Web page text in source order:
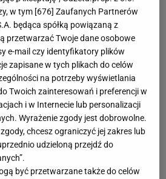
w tym [676] Zaufanych Partnerów
będąca spółką powiązaną z
przetwarzać Twoje dane osobowe
e-mail czy identyfikatory plików
zapisane w tych plikach do celów
na potrzeby wyświetlania
Twoich zainteresowań i preferencji w
i w Internecie lub personalizacji
Wyrażenie zgody jest dobrowolne.
chcesz ograniczyć jej zakres lub
udzieloną przejdź do
być przetwarzane także do celów